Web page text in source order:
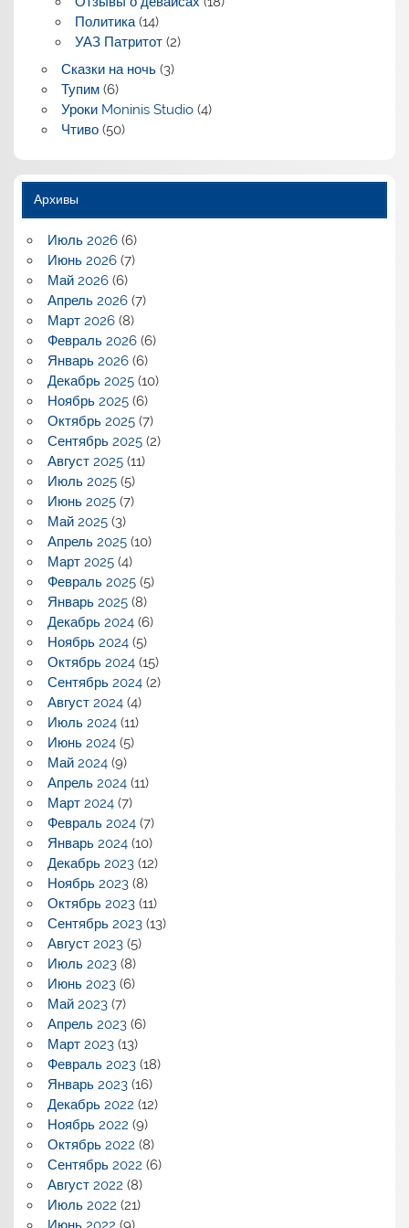
Политика(14)
УАЗ Патритот(2)
Сказки на ночь(3)
Тупим(6)
Уроки Moninis Studio(4)
Чтиво(50)
Архивы
Июль 2026(6)
Июнь 2026(7)
Май 2026(6)
Апрель 2026(7)
Март 2026(8)
Февраль 2026(6)
Январь 2026(6)
Декабрь 2025(10)
Ноябрь 2025(6)
Октябрь 2025(7)
Сентябрь 2025(2)
Август 2025(11)
Июль 2025(5)
Июнь 2025(7)
Май 2025(3)
Апрель 2025(10)
Март 2025(4)
Февраль 2025(5)
Январь 2025(8)
Декабрь 2024(6)
Ноябрь 2024(5)
Октябрь 2024(15)
Сентябрь 2024(2)
Август 2024(4)
Июль 2024(11)
Июнь 2024(5)
Май 2024(9)
Апрель 2024(11)
Март 2024(7)
Февраль 2024(7)
Январь 2024(10)
Декабрь 2023(12)
Ноябрь 2023(8)
Октябрь 2023(11)
Сентябрь 2023(13)
Август 2023(5)
Июль 2023(8)
Июнь 2023(6)
Май 2023(7)
Апрель 2023(6)
Март 2023(13)
Февраль 2023(18)
Январь 2023(16)
Декабрь 2022 (12)
Ноябрь 2022 (9)
Октябрь 2022 (8)
Сентябрь 2022 (6)
Август 2022 (8)
Июль 2022 (21)